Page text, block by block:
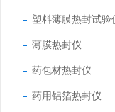
塑料薄膜热封试验
薄膜热封仪
药包材热封仪
药用铝箔热封仪